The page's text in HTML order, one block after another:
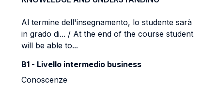
Al termine dell'insegnamento, lo studente sarà
in grado di... / At the end of the course student
will be able to...
B1 - Livello intermedio business
Conoscenze